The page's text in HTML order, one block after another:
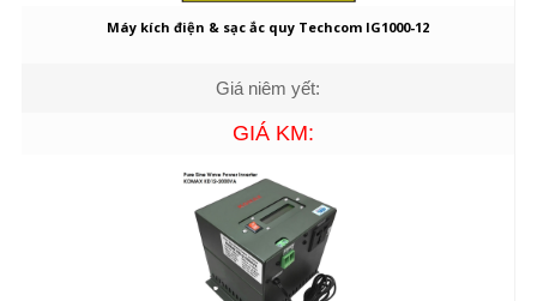
Máy kích điện & sạc ắc quy Techcom IG1000-12
Giá niêm yết:
GIÁ KM: